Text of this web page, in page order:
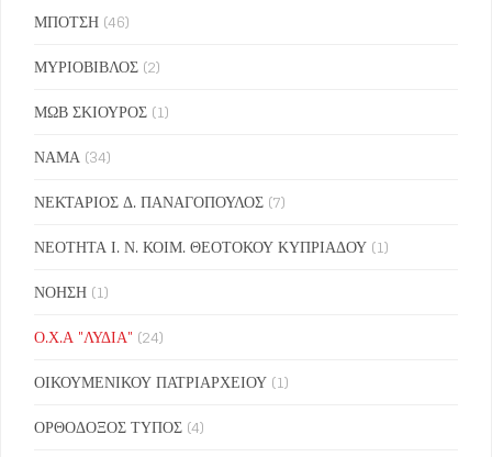
ΜΠΟΤΣΗ (46)
ΜΥΡΙΟΒΙΒΛΟΣ (2)
ΜΩΒ ΣΚΙΟΥΡΟΣ (1)
ΝΑΜΑ (34)
ΝΕΚΤΑΡΙΟΣ Δ. ΠΑΝΑΓΟΠΟΥΛΟΣ (7)
ΝΕΟΤΗΤΑ Ι. Ν. ΚΟΙΜ. ΘΕΟΤΟΚΟΥ ΚΥΠΡΙΑΔΟΥ (1)
ΝΟΗΣΗ (1)
Ο.Χ.Α "ΛΥΔΙΑ" (24)
ΟΙΚΟΥΜΕΝΙΚΟΥ ΠΑΤΡΙΑΡΧΕΙΟΥ (1)
ΟΡΘΟΔΟΞΟΣ ΤΥΠΟΣ (4)